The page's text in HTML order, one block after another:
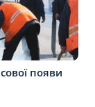
появи